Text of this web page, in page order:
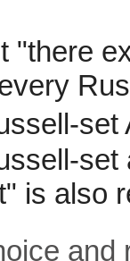
"there
is also
and